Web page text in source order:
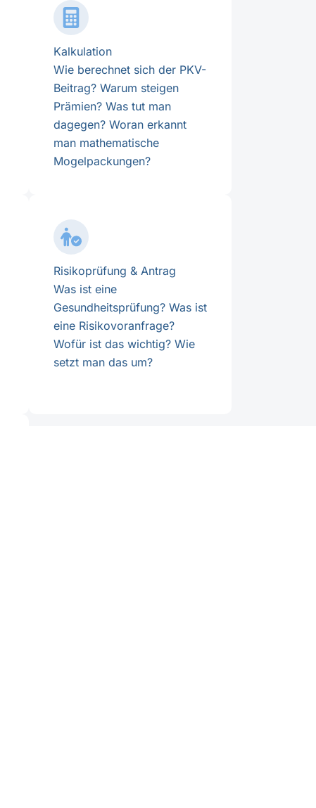
Kalkulation
Wie berechnet sich der PKV-
Beitrag? Warum steigen
Prämien? Was tut man
dagegen? Woran erkannt
man mathematische
Mogelpackungen?
Risikoprüfung & Antrag
Was ist eine
Gesundheitsprüfung? Was ist
eine Risikovoranfrage?
Wofür ist das wichtig? Wie
setzt man das um?